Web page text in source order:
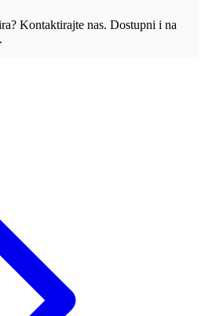
Kontaktirajte nas. Dostupni i na